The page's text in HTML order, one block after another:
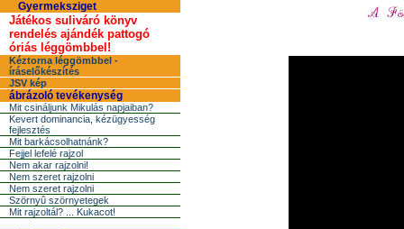
Gyermeksziget
Játékos suliváró könyv
rendelés ajándék pattogó
óriás léggömbbel!
Kéztorna léggömbbel -
íráselőkészítés
JSV kép
ábrázoló tevékenység
Mit csináljunk Mikulás napjaiban?
Kevert dominancia, kézügyesség
fejlesztés
Mit barkácsolhatnánk?
Fejjel lefelé rajzol
Nem akar rajzolni!
Nem szeret rajzolni
Nem szeret rajzolni
Szörnyû szörnyetegek
Mit rajzoltál? ... Kukacot!